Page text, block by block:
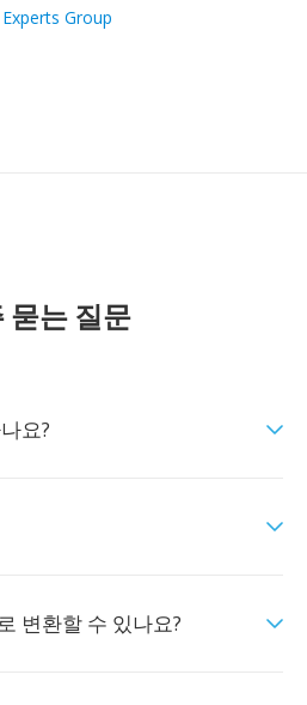
Group
묻는 질문
요?
변환할 수 있나요?